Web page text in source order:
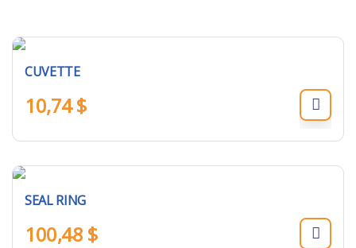
CUVETTE
10,74$
SEAL RING
100,48 $